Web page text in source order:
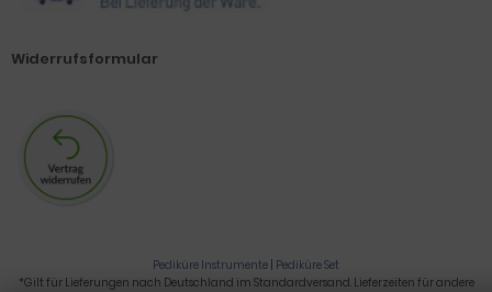
Widerrufsformular
Pediküre Instrumente | Pediküre Set
*Gilt für Lieferungen nach Deutschland im Standardversand. Lieferzeiten für andere